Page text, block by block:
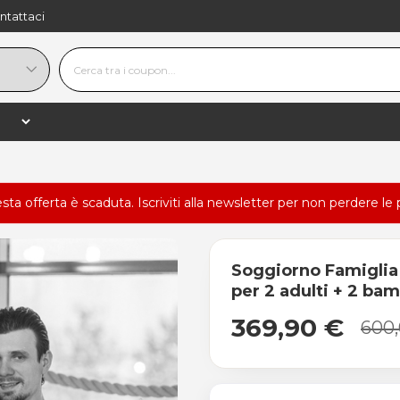
offerta è scaduta. Iscriviti alla newsletter per non perdere le
Soggiorno Famiglia
per 2 adulti + 2
369,90 €